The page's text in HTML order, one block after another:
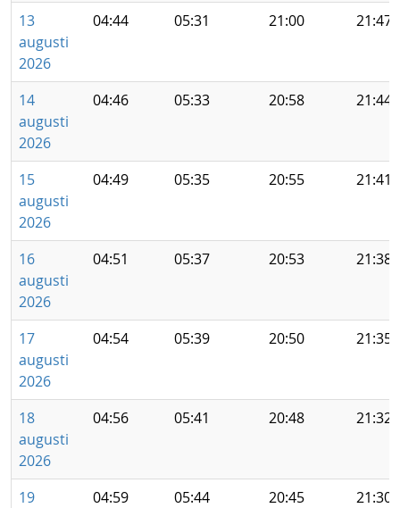
13
augusti
2026
04:44 05:31 21:00 21:47
14
augusti
2026
04:46 05:33 20:58 21:44
15
augusti
2026
04:49 05:35 20:55 21:41
16
augusti
2026
04:51 05:37 20:53 21:38
17
augusti
2026
04:54 05:39 20:50 21:35
18
augusti
2026
04:56 05:41 20:48 21:32
19
04:59 05:44 20:45 21:30